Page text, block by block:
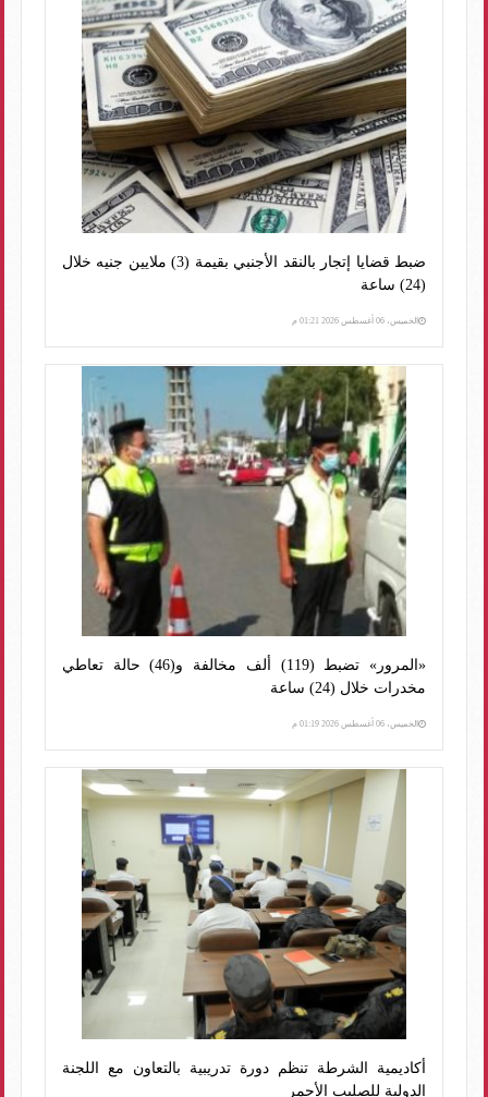
ضبط قضايا إتجار بالنقد الأجنبي بقيمة (3) ملايين جنيه خلال
(24) ساعة
الخميس، 06 أغسطس 2026 01:21 م
«المرور» تضبط (119) ألف مخالفة و(46) حالة تعاطي
مخدرات خلال (24) ساعة
الخميس، 06 أغسطس 2026 01:19 م
أكاديمية الشرطة تنظم دورة تدريبية بالتعاون مع اللجنة
الدولية للصليب الأحمر